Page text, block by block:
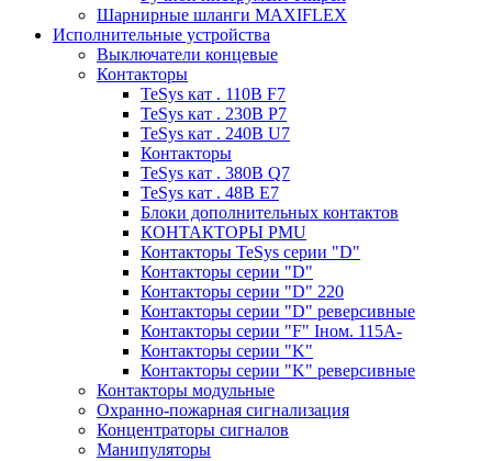
Шарнирные шланги MAXIFLEX
Исполнительные устройства
Выключатели концевые
Контакторы
TeSys кат . 110В F7
TeSys кат . 230В P7
TeSys кат . 240В U7
Контакторы
TeSys кат . 380В Q7
TeSys кат . 48В E7
Блоки дополнительных контактов
КОНТАКТОРЫ PMU
Контакторы TeSys серии "D"
Контакторы серии "D"
Контакторы серии "D" 220
Контакторы серии "D" реверсивные
Контакторы серии "F" Iном. 115А-
Контакторы серии "K"
Контакторы серии "K" реверсивные
Контакторы модульные
Охранно-пожарная сигнализация
Концентраторы сигналов
Манипуляторы